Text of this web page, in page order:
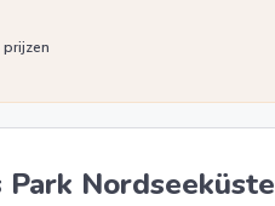
Park Nordseeküste